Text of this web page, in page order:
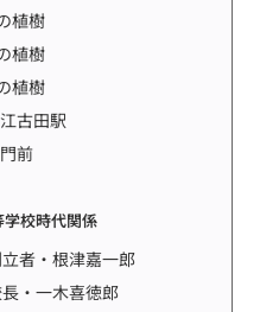
植樹
植樹
植樹
古田駅
前
校時代関係
者・根津嘉一郎
・一木喜徳郎